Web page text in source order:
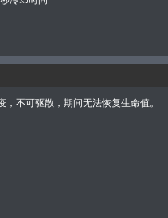
，不可驱散，期间无法恢复生命值。